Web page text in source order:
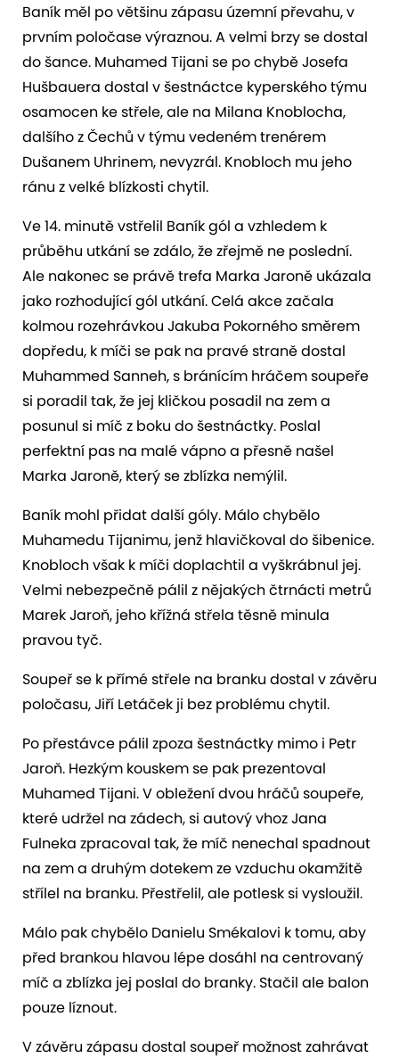
Baník měl po většinu zápasu územní převahu, v
prvním poločase výraznou. A velmi brzy se dostal
do šance. Muhamed Tijani se po chybě Josefa
Hušbauera dostal v šestnáctce kyperského týmu
osamocen ke střele, ale na Milana Knoblocha,
dalšího z Čechů v týmu vedeném trenérem
Dušanem Uhrinem, nevyzrál. Knobloch mu jeho
ránu z velké blízkosti chytil.
Ve 14. minutě vstřelil Baník gól a vzhledem k
průběhu utkání se zdálo, že zřejmě ne poslední.
Ale nakonec se právě trefa Marka Jaroně ukázala
jako rozhodující gól utkání. Celá akce začala
kolmou rozehrávkou Jakuba Pokorného směrem
dopředu, k míči se pak na pravé straně dostal
Muhammed Sanneh, s bránícím hráčem soupeře
si poradil tak, že jej kličkou posadil na zem a
posunul si míč z boku do šestnáctky. Poslal
perfektní pas na malé vápno a přesně našel
Marka Jaroně, který se zblízka nemýlil.
Baník mohl přidat další góly. Málo chybělo
Muhamedu Tijanimu, jenž hlavičkoval do šibenice.
Knobloch však k míči doplachtil a vyškrábnul jej.
Velmi nebezpečně pálil z nějakých čtrnácti metrů
Marek Jaroň, jeho křížná střela těsně minula
pravou tyč.
Soupeř se k přímé střele na branku dostal v závěru
poločasu, Jiří Letáček ji bez problému chytil.
Po přestávce pálil zpoza šestnáctky mimo i Petr
Jaroň. Hezkým kouskem se pak prezentoval
Muhamed Tijani. V obležení dvou hráčů soupeře,
které udržel na zádech, si autový vhoz Jana
Fulneka zpracoval tak, že míč nenechal spadnout
na zem a druhým dotekem ze vzduchu okamžitě
střílel na branku. Přestřelil, ale potlesk si vysloužil.
Málo pak chybělo Danielu Smékalovi k tomu, aby
před brankou hlavou lépe dosáhl na centrovaný
míč a zblízka jej poslal do branky. Stačil ale balon
pouze líznout.
V závěru zápasu dostal soupeř možnost zahrávat